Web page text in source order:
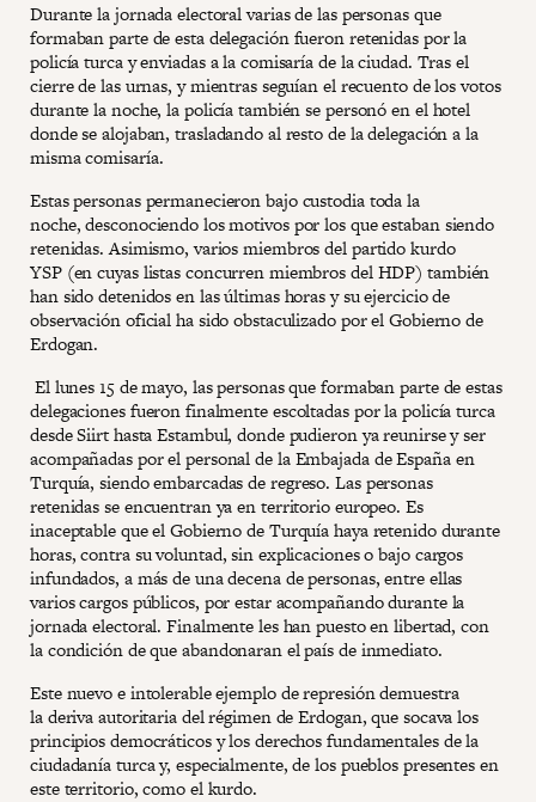
Durante la jornada electoral varias de las personas que
formaban parte de esta delegación fueron retenidas por la
policía turca y enviadas a la comisaría de la ciudad. Tras el
cierre de las urnas, y mientras seguían el recuento de los votos
durante la noche, la policía también se personó en el hotel
donde se alojaban, trasladando al resto de la delegación a la
misma comisaría.
Estas personas permanecieron bajo custodia toda la
noche, desconociendo los motivos por los que estaban siendo
retenidas. Asimismo, varios miembros del partido kurdo
YSP (en cuyas listas concurren miembros del HDP) también
han sido detenidos en las últimas horas y su ejercicio de
observación oficial ha sido obstaculizado por el Gobierno de
Erdogan.
El lunes 15 de mayo, las personas que formaban parte de estas
delegaciones fueron finalmente escoltadas por la policía turca
desde Siirt hasta Estambul, donde pudieron ya reunirse y ser
acompañadas por el personal de la Embajada de España en
Turquía, siendo embarcadas de regreso. Las personas
retenidas se encuentran ya en territorio europeo. Es
inaceptable que el Gobierno de Turquía haya retenido durante
horas, contra su voluntad, sin explicaciones o bajo cargos
infundados, a más de una decena de personas, entre ellas
varios cargos públicos, por estar acompañando durante la
jornada electoral. Finalmente les han puesto en libertad, con
la condición de que abandonaran el país de inmediato.
Este nuevo e intolerable ejemplo de represión demuestra
la deriva autoritaria del régimen de Erdogan, que socava los
principios democráticos y los derechos fundamentales de la
ciudadanía turca y, especialmente, de los pueblos presentes en
este territorio, como el kurdo.